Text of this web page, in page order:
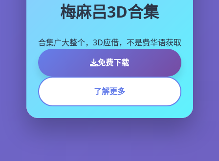
梅麻吕3D合集
合集广大整个，3D应借，不是费华语获取
免费下载
了解更多